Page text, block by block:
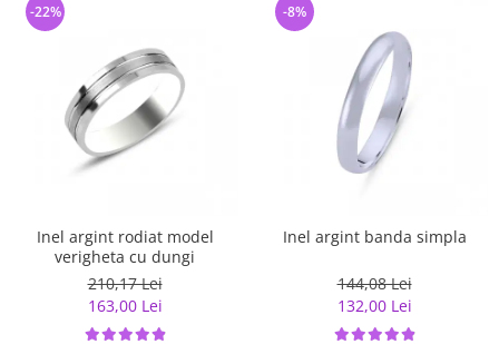
Inel argint rodiat model
verigheta cu dungi
210,17 Lei
163,00 Lei
-22%
Inel argint banda simpla
144,08 Lei
132,00 Lei
-8%